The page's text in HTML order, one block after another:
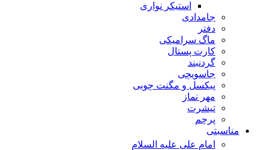
استیکر نواری
جامدادی
دفتر
ماگ سرامیکی
کارت پستال
گردنبند
جاسویچی
پیکسل و مگنت چوبی
مهر نماز
تیشرت
پرچم
مناسبتی
امام علی علیه السلام